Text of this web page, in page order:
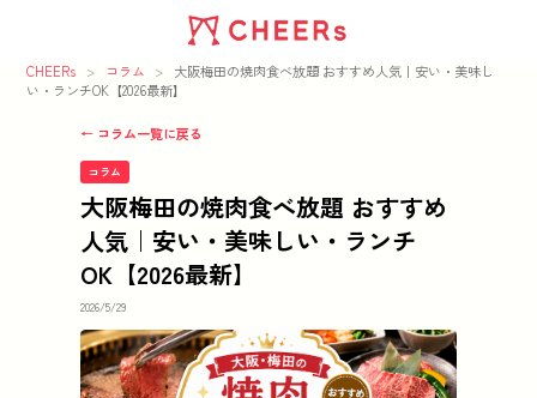
CHEERs > コラム >
大阪梅田の焼肉食べ放題 おすすめ人気｜安い・美味し
い・ランチOK【2026最新】
← コラム一覧に戻る
コラム
大阪梅田の焼肉食べ放題 おすすめ
人気｜安い・美味しい・ランチ
OK【2026最新】
2026/5/29